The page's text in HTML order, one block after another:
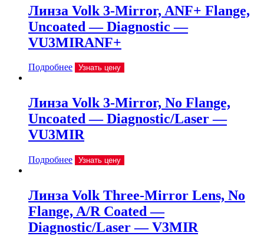
Линза Volk 3-Mirror, ANF+ Flange,
Uncoated — Diagnostic —
VU3MIRANF+
Подробнее Узнать цену
Линза Volk 3-Mirror, No Flange,
Uncoated — Diagnostic/Laser —
VU3MIR
Подробнее Узнать цену
Линза Volk Three-Mirror Lens, No
Flange, A/R Coated —
Diagnostic/Laser — V3MIR